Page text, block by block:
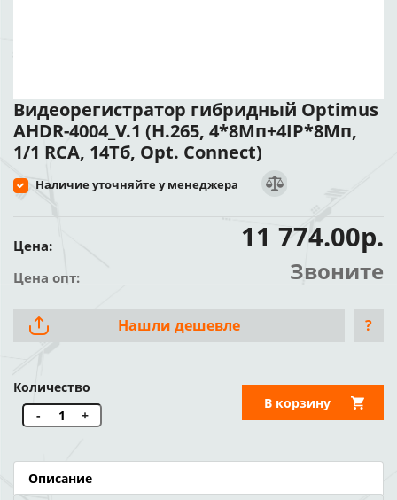
Видеорегистратор гибридный Optimus
AHDR-4004_V.1 (H.265, 4*8Мп+4IP*8Мп,
1/1 RCA, 14Тб, Opt. Connect)
Наличие уточняйте у менеджера
Цена: 11 774.00р.
Цена опт: Звоните
Нашли дешевле ?
Количество
-
+
В корзину
Описание